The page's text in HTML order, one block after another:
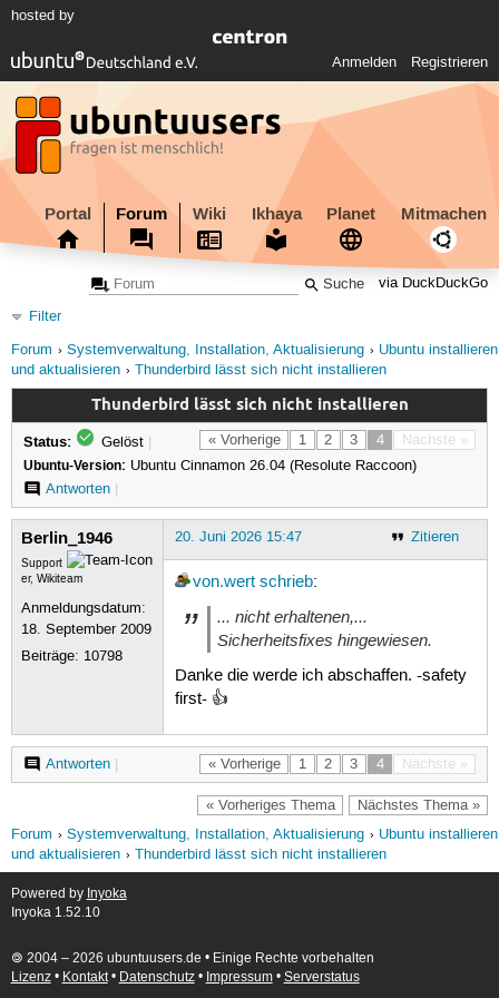
hosted by
Anmelden Registrieren
Portal Forum Wiki Ikhaya Planet Mitmachen
via DuckDuckGo
Filter
Forum
Systemverwaltung, Installation, Aktualisierung
Ubuntu installieren
und aktualisieren
Thunderbird lässt sich nicht installieren
Thunderbird lässt sich nicht installieren
« Vorherige 1 2 3 4 Nächste »
Status: Gelöst |
Ubuntu-Version: Ubuntu Cinnamon 26.04 (Resolute Raccoon)
Antworten|
Berlin_1946
Support
er, Wikiteam
Anmeldungsdatum:
18. September 2009
Beiträge: 10798
Zitieren
20. Juni 2026 15:47
von.wert schrieb:
... nicht erhaltenen,...
Sicherheitsfixes hingewiesen.
Danke die werde ich abschaffen. -safety
first- 👍
« Vorherige 1 2 3 4 Nächste »
Antworten|
« Vorheriges Thema Nächstes Thema »
Forum Systemverwaltung, Installation, Aktualisierung
Ubuntu installieren
und aktualisieren
Thunderbird lässt sich nicht installieren
Powered by Inyoka
Inyoka 1.52.10
🄯 2004 – 2026 ubuntuusers.de • Einige Rechte vorbehalten
Lizenz• Kontakt• Datenschutz• Impressum• Serverstatus